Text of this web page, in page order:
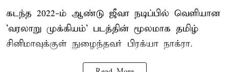
கடந்த 2022-ம் ஆண்டு ஜீவா நடிப்பில் வெளியான
'வரலாறு முக்கியம்' படத்தின் மூலமாக தமிழ்
சினிமாவுக்குள் நுழைந்தவர் பிரக்யா நாக்ரா.